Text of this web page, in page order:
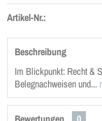
Artikel-Nr.:
Beschreibung
Im Blickpunkt: Recht &
Belegnachweisen und...